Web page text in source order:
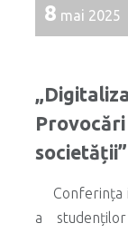
8 mai 2025
societății”
Conferința
a